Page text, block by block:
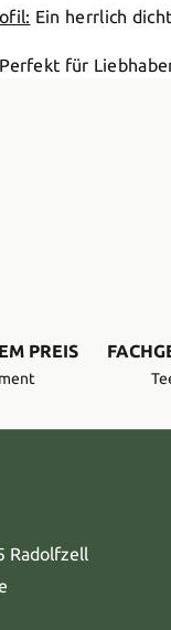
Ein herrlich
Perfekt für
PREIS
Radolfzell